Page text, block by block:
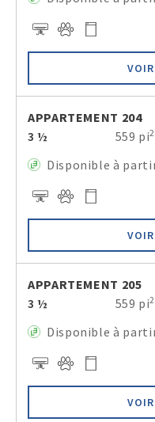
APPARTEMENT 204
3 ½
559 pi2
Disponible à
APPARTEMENT 205
3 ½
559 pi2
Disponible à